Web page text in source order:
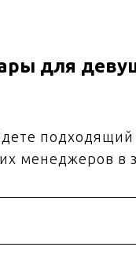
для
менеджеров в